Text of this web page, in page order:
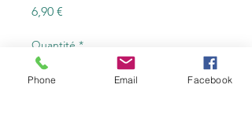
6,90 €
Quantité *
Phone Email Facebook